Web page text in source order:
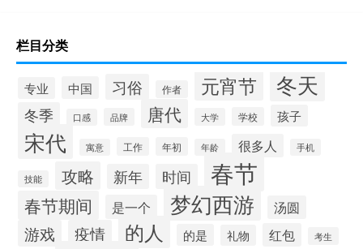
栏目分类
专业 中国 习俗 作者 元宵节 冬天
冬季 口感 品牌 唐代 大学 学校 孩子
宋代 寓意 工作 年初 年龄 很多人 手机
技能 攻略 新年 时间 春节
春节期间 是一个 梦幻西游 汤圆
游戏 疫情 的人 的是 礼物 红包 考生